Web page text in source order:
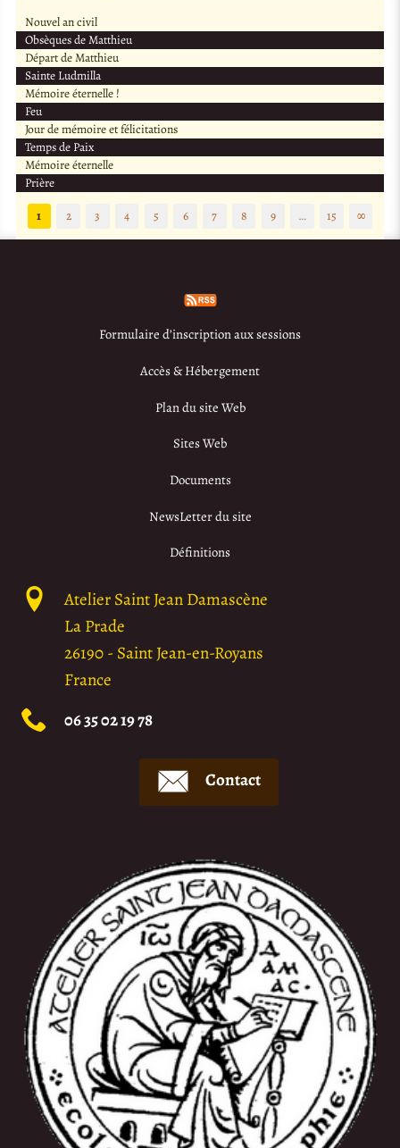
Nouvel an civil
Obsèques de Matthieu
Départ de Matthieu
Sainte Ludmilla
Mémoire éternelle !
Feu
Jour de mémoire et félicitations
Temps de Paix
Mémoire éternelle
Prière
1
2 3 4 5 6 7 8 9 … 15 ∞
Formulaire d’inscription aux sessions
Accès & Hébergement
Plan du site Web
Sites Web
Documents
NewsLetter du site
Définitions
Atelier Saint Jean Damascène
La Prade
26190- Saint Jean-en-Royans
France
06 35 02 19 78
Contact